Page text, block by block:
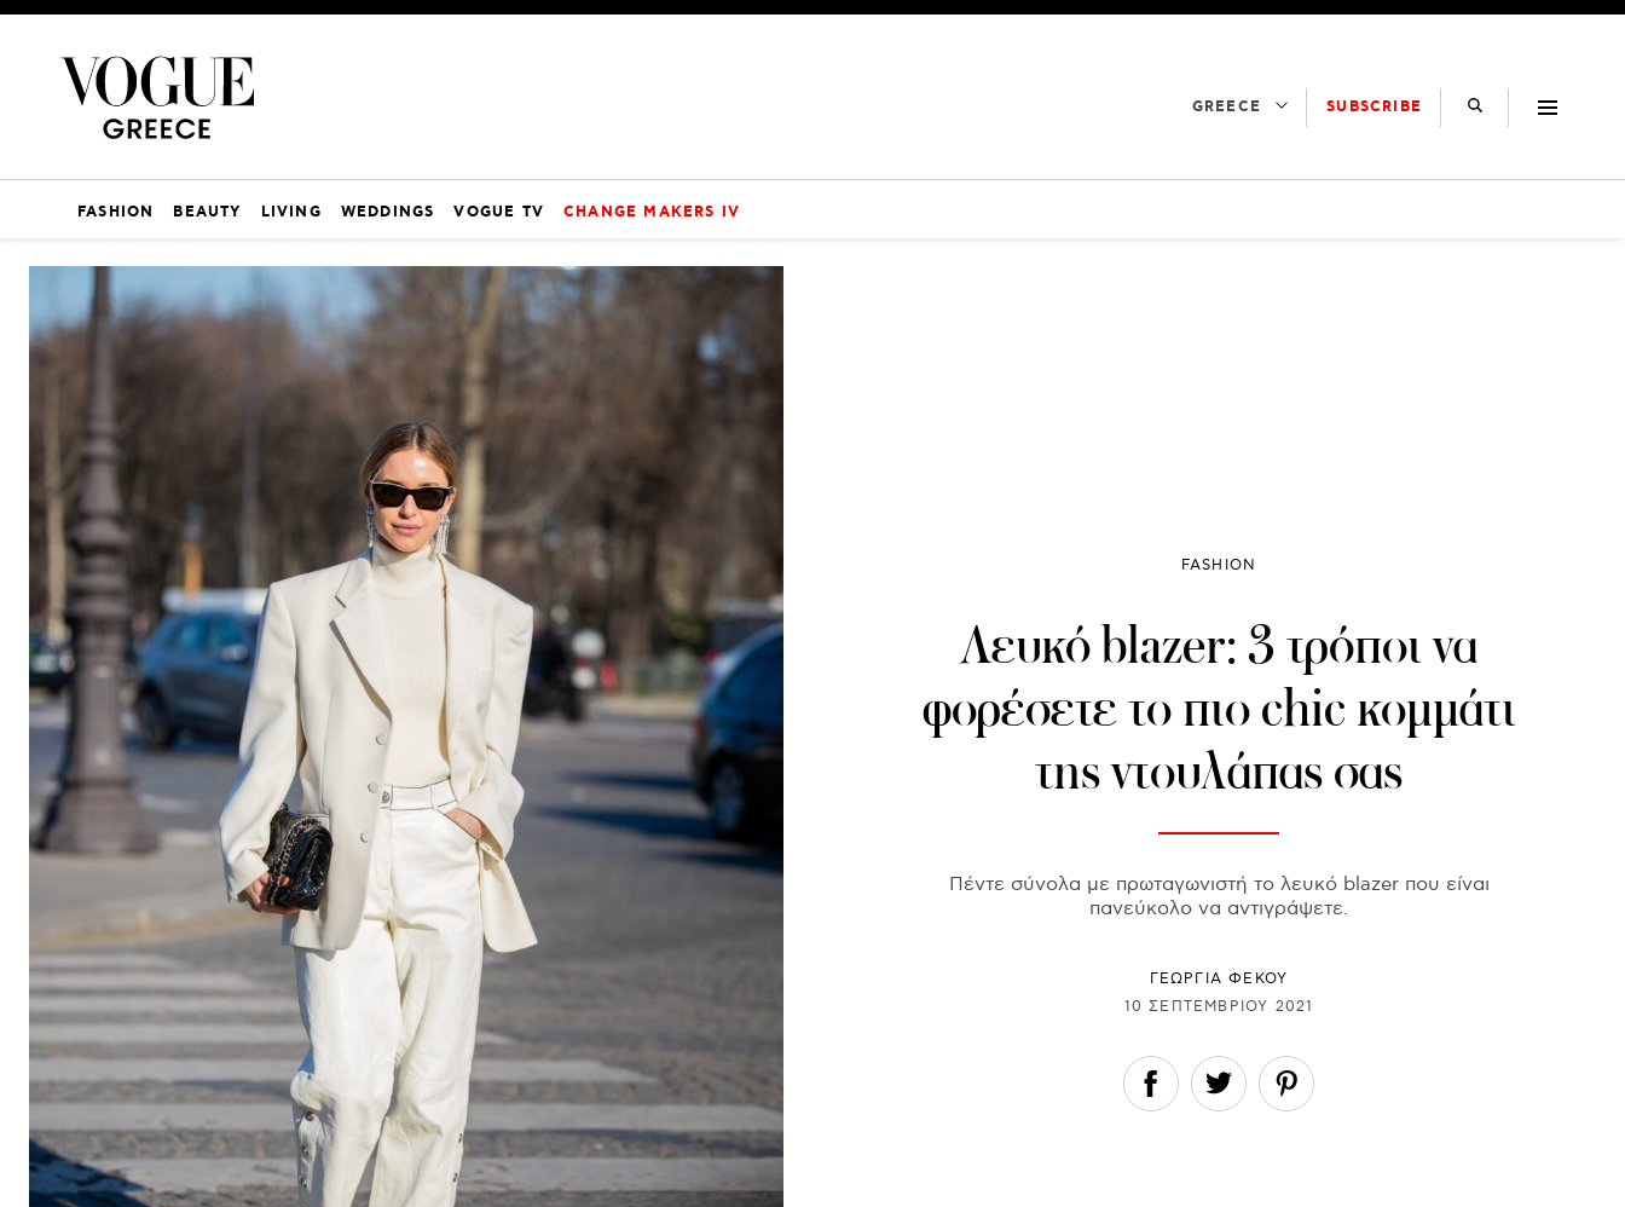
GREECE SUBSCRIBE
FASHION BEAUTY LIVING WEDDINGS VOGUE TV CHANGE MAKERS IV
FASHION
Λευκό blazer: 3 τρόποι να
φορέσετε το πιο chic κομμάτι
της ντουλάπας σας
Πέντε σύνολα με πρωταγωνιστή το λευκό blazer που είναι
πανεύκολο να αντιγράψετε.
ΓΕΩΡΓΙΑ ΦΕΚΟΥ
10 ΣΕΠΤΕΜΒΡΊΟΥ 2021